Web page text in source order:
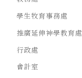
學生牧育事務處
推廣延伸神學教育處
行政處
會計室